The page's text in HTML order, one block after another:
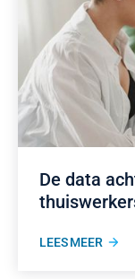
De data
LEES MEER